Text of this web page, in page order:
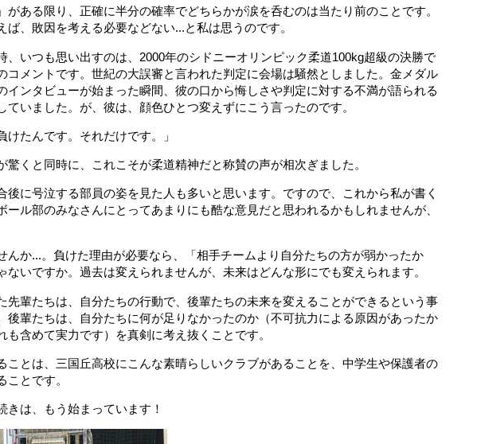
ある限り、正確に半分の確率でどちらかが涙を呑むのは当たり前のことです。
ば、敗因を考える必要などない...と私は思うのです。
いつも思い出すのは、2000年のシドニーオリンピック柔道100kg超級の決勝で
コメントです。世紀の大誤審と言われた判定に会場は騒然としました。金メダル
インタビューが始まった瞬間、彼の口から悔しさや判定に対する不満が語られる
ていました。が、彼は、顔色ひとつ変えずにこう言ったのです。
たんです。それだけです。」
くと同時に、これこそが柔道精神だと称賛の声が相次ぎました。
に号泣する部員の姿を見た人も多いと思います。ですので、これから私が書く
ール部のみなさんにとってあまりにも酷な意見だと思われるかもしれませんが、
か...。負けた理由が必要なら、「相手チームより自分たちの方が弱かったか
ないですか。 過去は変えられませんが、未来はどんな形にでも変えられます。
輩たちは、自分たちの行動で、後輩たちの未来を変えることができるという事
後輩たちは、自分たちに何が足りなかったのか（不可抗力による原因があったか
も含めて実力です）を真剣に考え抜くことです。
とは、三国丘高校にこんな素晴らしいクラブがあることを、中学生や保護者の
ことです。
は、もう始まっています！